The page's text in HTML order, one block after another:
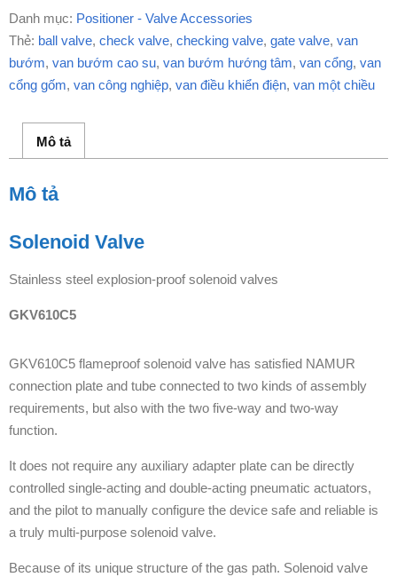
Danh mục: Positioner - Valve Accessories
Thẻ: ball valve, check valve, checking valve, gate valve, van
bướm, van bướm cao su, van bướm hướng tâm, van cổng, van
cổng gốm, van công nghiệp, van điều khiển điện, van một chiều
Mô tả
Mô tả
Solenoid Valve
Stainless steel explosion-proof solenoid valves
GKV610C5
GKV610C5 flameproof solenoid valve has satisfied NAMUR
connection plate and tube connected to two kinds of assembly
requirements, but also with the two five-way and two-way
function.
It does not require any auxiliary adapter plate can be directly
controlled single-acting and double-acting pneumatic actuators,
and the pilot to manually configure the device safe and reliable is
a truly multi-purpose solenoid valve.
Because of its unique structure of the gas path. Solenoid valve